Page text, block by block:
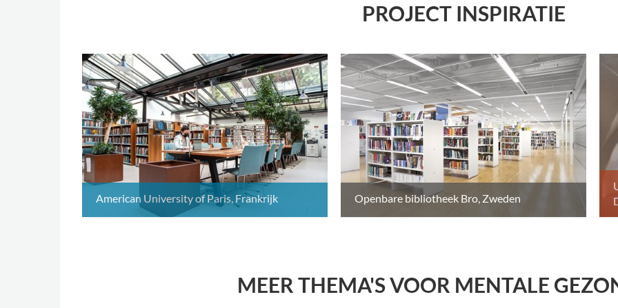
PROJECT INSPIRATIE
American University of Paris, Frankrijk Openbare bibliotheek Bro, Zweden
MEER THEMA'S VOOR MENTALE